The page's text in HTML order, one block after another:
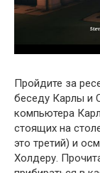
Пройдите за
беседу Карлы и
компьютера
стоящих на
это третий) и
Холдеру.